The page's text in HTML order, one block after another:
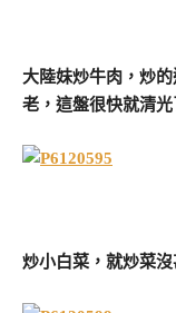
大陸妹炒牛肉，炒
老，這盤很快就清光
炒小白菜，就炒菜